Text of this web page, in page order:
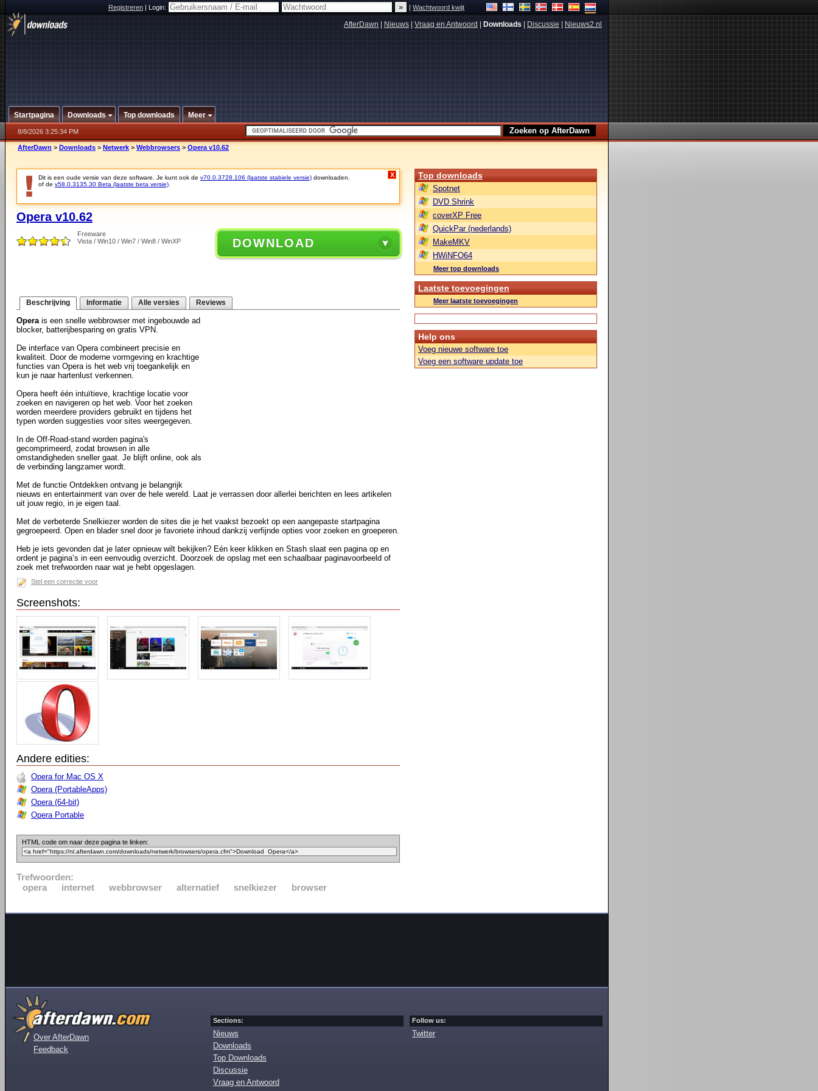
Registreren|Login: |Wachtwoord kwijt
AfterDawn Nieuws Vraag en Antwoord Downloads Discussie Nieuws2.nl
Startpagina Downloads Top downloads Meer
8/8/2026 3:25:34 PM
AfterDawn > Downloads > Netwerk > Webbrowsers > Opera v10.62
Dit is een oude versie van deze software. Je kunt ook de v70.0.3728.106 (laatste stabiele versie) downloaden.
of de v58.0.3135.30 Beta (laatste beta versie)
X
Opera v10.62
Freeware
Vista / Win10 / Win7 / Win8 / WinXP
DOWNLOAD
Beschrijving Informatie Alle versies Reviews
Operais een snelle webbrowser met ingebouwde ad
blocker, batterijbesparing en gratis VPN.
De interface van Opera combineert precisie en
kwaliteit. Door de moderne vormgeving en krachtige
functies van Opera is het web vrij toegankelijk en
kun je naar hartenlust verkennen.
Opera heeft één intuïtieve, krachtige locatie voor
zoeken en navigeren op het web. Voor het zoeken
worden meerdere providers gebruikt en tijdens het
typen worden suggesties voor sites weergegeven.
In de Off-Road-stand worden pagina's
gecomprimeerd, zodat browsen in alle
omstandigheden sneller gaat. Je blijft online, ook als
de verbinding langzamer wordt.
Met de functie Ontdekken ontvang je belangrijk
nieuws en entertainment van over de hele wereld. Laat je verrassen door allerlei berichten en lees artikelen
uit jouw regio, in je eigen taal.
Met de verbeterde Snelkiezer worden de sites die je het vaakst bezoekt op een aangepaste startpagina
gegroepeerd. Open en blader snel door je favoriete inhoud dankzij verfijnde opties voor zoeken en groeperen.
Heb je iets gevonden dat je later opnieuw wilt bekijken? Eén keer klikken en Stash slaat een pagina op en
ordent je pagina’s in een eenvoudig overzicht. Doorzoek de opslag met een schaalbaar paginavoorbeeld of
zoek met trefwoorden naar wat je hebt opgeslagen.
Stel een correctie voor
Screenshots:
Andere edities:
Opera for Mac OS X
Opera (PortableApps)
Opera (64-bit)
Opera Portable
HTML code om naar deze pagina te linken:
Trefwoorden:
opera
internet webbrowser alternatief snelkiezer browser
Top downloads
Spotnet
DVD Shrink
coverXP Free
QuickPar (nederlands)
MakeMKV
HWiNFO64
Meer top downloads
Laatste toevoegingen
Meer laatste toevoegingen
Help ons
Voeg nieuwe software toe
Voeg een software update toe
Over AfterDawn
Feedback
Sections:
Nieuws
Downloads
Top Downloads
Discussie
Vraag en Antwoord
Follow us:
Twitter